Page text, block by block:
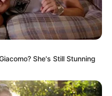
CƏMİYYƏT
0
She's Still Stunning